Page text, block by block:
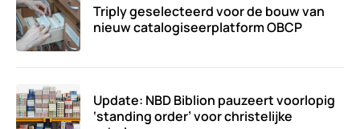
Triply geselecteerd voor de bouw van
nieuw catalogiseerplatform OBCP
Update: NBD Biblion pauzeert voorlopig
‘standing order’ voor christelijke